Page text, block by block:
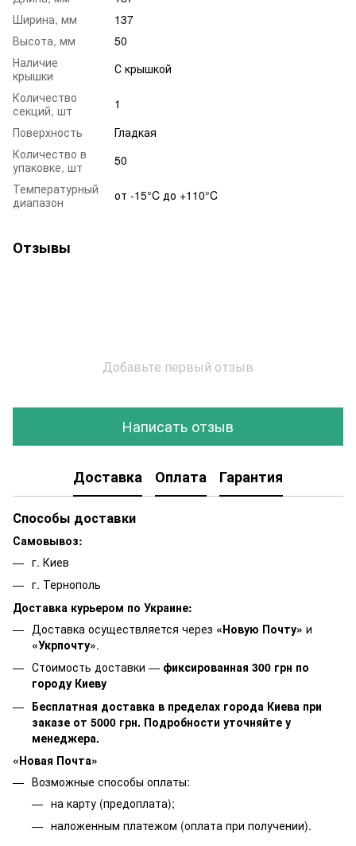
Ширина, мм
137
Высота, мм
50
Наличие
крышки
С крышкой
Количество
секций, шт
1
Поверхность
Гладкая
Количество в
упаковке, шт
50
Температурный
диапазон
от -15°C до +110°C
Отзывы
Добавьте первый отзыв
Написать отзыв
Доставка Оплата Гарантия
Способы доставки
Самовывоз:
г. Киев
г. Тернополь
Доставка курьером по Украине:
Доставка осуществляется через «Новую Почту» и
«Укрпочту».
Стоимость доставки — фиксированная 300 грн по
городу Киеву
Бесплатная доставка в пределах города Киева при
заказе от 5000 грн. Подробности уточняйте у
менеджера.
«Новая Почта»
Возможные способы оплаты:
на карту (предоплата);
наложенным платежом (оплата при получении).